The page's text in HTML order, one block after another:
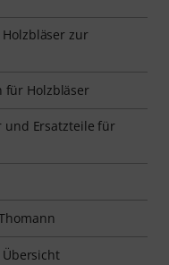
zur
für Holzbläser
und Ersatzteile für